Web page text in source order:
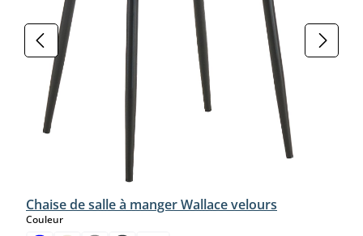
Chaise de salle à manger Wallace velours
Couleurselect